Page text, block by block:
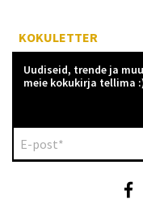
KOKULETTER
Uudiseid, trende ja
meie kokukirja tellima
E-post*